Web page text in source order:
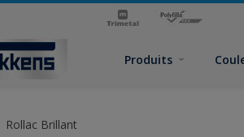
Produits
Rollac Brillant